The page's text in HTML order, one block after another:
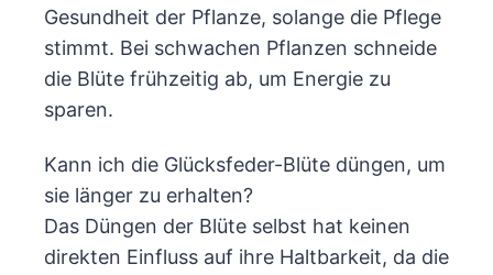
Gesundheit der Pflanze, solange die Pflege
stimmt. Bei schwachen Pflanzen schneide
die Blüte frühzeitig ab, um Energie zu
sparen.
Kann ich die Glücksfeder-Blüte düngen, um
sie länger zu erhalten?
Das Düngen der Blüte selbst hat keinen
direkten Einfluss auf ihre Haltbarkeit, da die